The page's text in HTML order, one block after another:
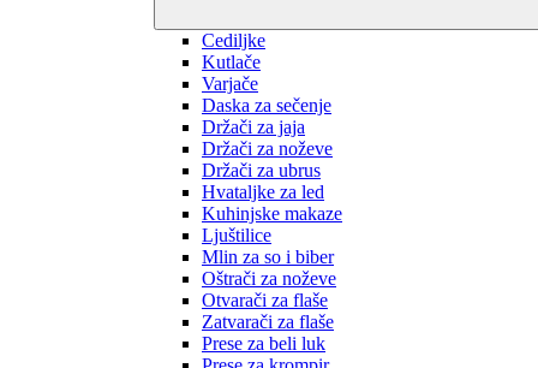
Cediljke
Kutlače
Varjače
Daska za sečenje
Držači za jaja
Držači za noževe
Držači za ubrus
Hvataljke za led
Kuhinjske makaze
Ljuštilice
Mlin za so i biber
Oštrači za noževe
Otvarači za flaše
Zatvarači za flaše
Prese za beli luk